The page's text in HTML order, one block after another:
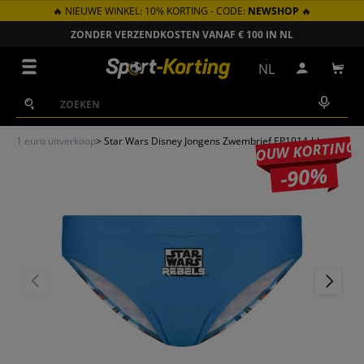
GA NAAR INHOUD
🔥 NIEUWE WINKEL: 10% KORTING - CODE: NEWSHOP 🔥
ZONDER VERZENDKOSTEN VANAF € 100 IN NL
Zoeken
Zoeken
NL Inloggen
1 euro uitverkoop> Star Wars Disney Jongens Zwembrief EP1914-blauw
JOUW KORTING
-90%
VORIGE